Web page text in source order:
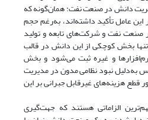
دانش در صنعت نفت: همان‌گونه که
(2009) نیز بر این عامل تأکید داشته‌اند، به‌رغم حجم
صنعت نفت و شرکت‌های تابعه و تولید
بخش کوچکی از این دانش در قالب
و غیره ثبت می‌شود و بخش
به‌دلیل نبود نظامی مدون در مدیریت
هزینه‌های غیرقابل جبرانی بر این
الزاماتی هستند که جهت‌گیری